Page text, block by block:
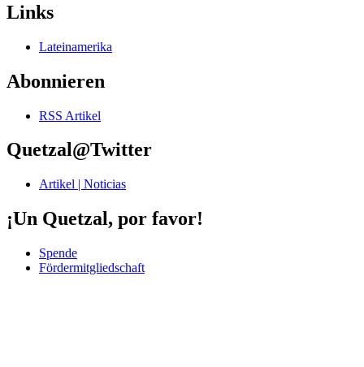
Links
Lateinamerika
Abonnieren
RSS Artikel
Quetzal@Twitter
Artikel | Noticias
¡Un Quetzal, por favor!
Spende
Fördermitgliedschaft